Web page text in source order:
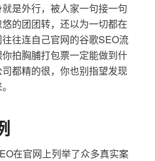
是外行，被人家一句接一句
的团团转，还以为一切都在
往连自己官网的谷歌SEO流
拍胸脯打包票一定能做到什
都精的很，你也别指望发现
在官网上列举了众多真实案